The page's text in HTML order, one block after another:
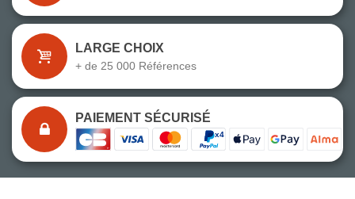
LARGE CHOIX
+ de 25 000 Références
PAIEMENT SÉCURISÉ